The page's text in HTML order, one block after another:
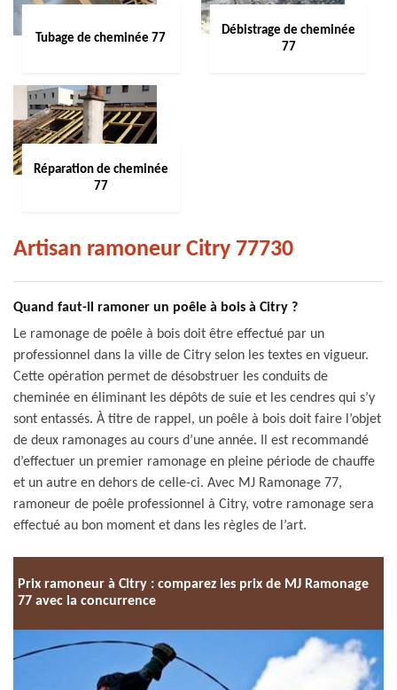
Tubage de cheminée 77
Débistrage de cheminée
77
Réparation de cheminée
77
Artisan ramoneur Citry 77730
Quand faut-il ramoner un poêle à bois à Citry ?
Le ramonage de poêle à bois doit être effectué par un
professionnel dans la ville de Citry selon les textes en vigueur.
Cette opération permet de désobstruer les conduits de
cheminée en éliminant les dépôts de suie et les cendres qui s’y
sont entassés. À titre de rappel, un poêle à bois doit faire l’objet
de deux ramonages au cours d’une année. Il est recommandé
d’effectuer un premier ramonage en pleine période de chauffe
et un autre en dehors de celle-ci. Avec MJ Ramonage 77,
ramoneur de poêle professionnel à Citry, votre ramonage sera
effectué au bon moment et dans les règles de l’art.
Prix ramoneur à Citry : comparez les prix de MJ Ramonage
77 avec la concurrence